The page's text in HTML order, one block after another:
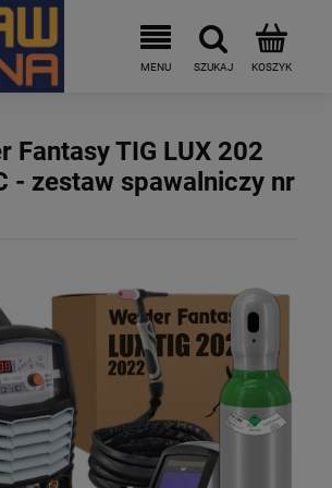
Fantasy TIG LUX 202
- zestaw spawalniczy nr